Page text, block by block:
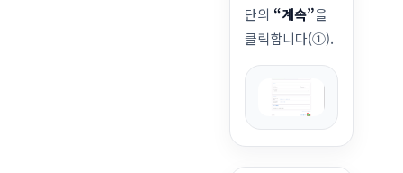
단의 “계속”을
클릭합니다(①).